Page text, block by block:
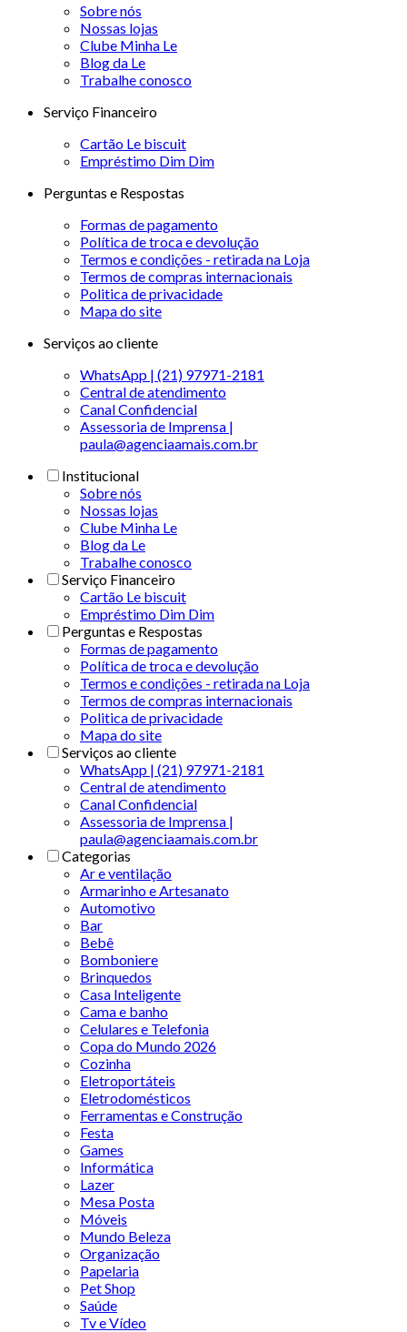
Sobre nós
Nossas lojas
Clube Minha Le
Blog da Le
Trabalhe conosco
Serviço Financeiro
Cartão Le biscuit
Empréstimo Dim Dim
Perguntas e Respostas
Formas de pagamento
Política de troca e devolução
Termos e condições - retirada na Loja
Termos de compras internacionais
Politica de privacidade
Mapa do site
Serviços ao cliente
WhatsApp | (21) 97971-2181
Central de atendimento
Canal Confidencial
Assessoria de Imprensa |
paula@agenciaamais.com.br
Institucional
Sobre nós
Nossas lojas
Clube Minha Le
Blog da Le
Trabalhe conosco
Serviço Financeiro
Cartão Le biscuit
Empréstimo Dim Dim
Perguntas e Respostas
Formas de pagamento
Política de troca e devolução
Termos e condições - retirada na Loja
Termos de compras internacionais
Politica de privacidade
Mapa do site
Serviços ao cliente
WhatsApp | (21) 97971-2181
Central de atendimento
Canal Confidencial
Assessoria de Imprensa |
paula@agenciaamais.com.br
Categorias
Ar e ventilação
Armarinho e Artesanato
Automotivo
Bar
Bebê
Bomboniere
Brinquedos
Casa Inteligente
Cama e banho
Celulares e Telefonia
Copa do Mundo 2026
Cozinha
Eletroportáteis
Eletrodomésticos
Ferramentas e Construção
Festa
Games
Informática
Lazer
Mesa Posta
Móveis
Mundo Beleza
Organização
Papelaria
Pet Shop
Saúde
Tv e Vídeo